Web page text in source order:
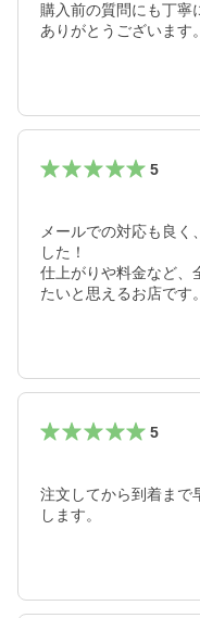
購入前の質問にも丁寧
ありがとうございます。
5
メールでの対応も良く
した！
仕上がりや料金など、
たいと思えるお店です。
5
注文してから到着まで
します。